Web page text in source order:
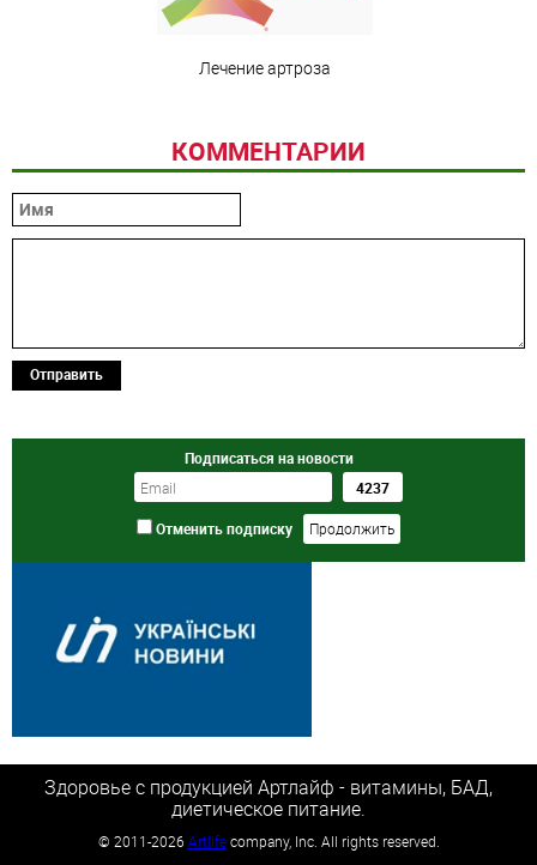
Лечение артроза
КОММЕНТАРИИ
Отправить
Подписаться на новости
Отменить подписку
Здоровье с продукцией Артлайф - витамины, БАД,
диетическое питание.
© 2011-2026 Artlifecompany, Inc. All rights reserved.